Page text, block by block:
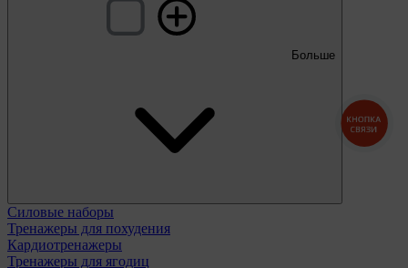
Больше
Силовые наборы
Тренажеры для похудения
Кардиотренажеры
Тренажеры для ягодиц
КНОПКА
СВЯЗИ